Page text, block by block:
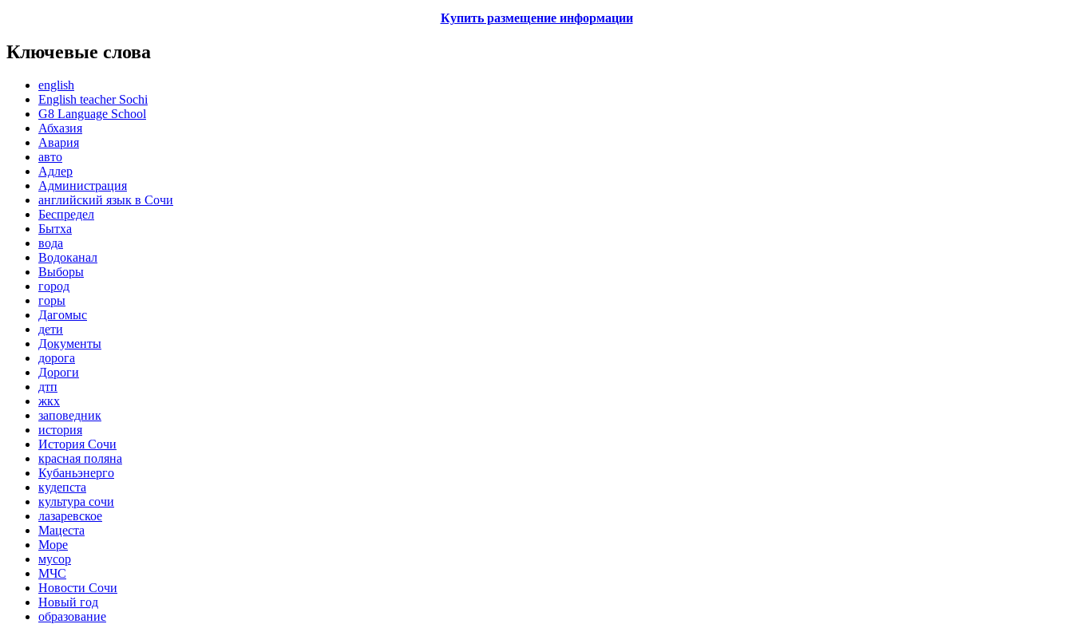
Купить размещение информации
Ключевые слова
english
English teacher Sochi
G8 Language School
Абхазия
Авария
авто
Адлер
Администрация
английский язык в Сочи
Беспредел
Бытха
вода
Водоканал
Выборы
город
горы
Дагомыс
дети
Документы
дорога
Дороги
дтп
жкх
заповедник
история
История Сочи
красная поляна
Кубаньэнерго
кудепста
культура сочи
лазаревское
Мацеста
Море
мусор
МЧС
Новости Сочи
Новый год
образование